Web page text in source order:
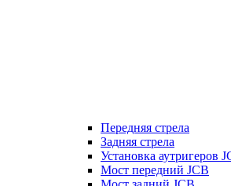
Передняя стрела
Задняя стрела
Установка аутригеров
Мост передний JCB